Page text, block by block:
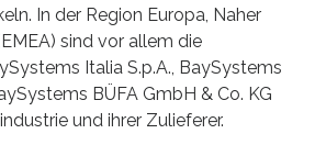
In der Region Europa, Naher
sind vor allem die
Italia S.p.A., BaySystems
BÜFA GmbH & Co. KG
und ihrer Zulieferer.